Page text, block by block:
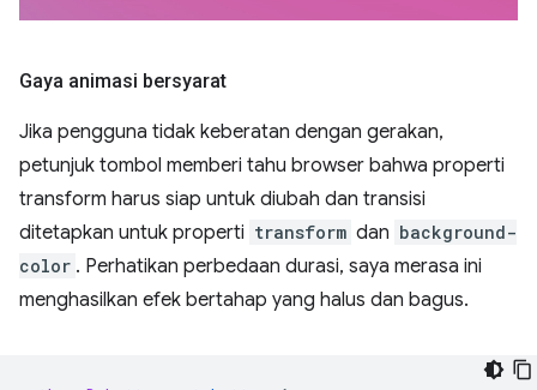
Gaya animasi bersyarat
Jika pengguna tidak keberatan dengan gerakan,
petunjuk tombol memberi tahu browser bahwa properti
transform harus siap untuk diubah dan transisi
ditetapkan untuk properti transform dan background-
color . Perhatikan perbedaan durasi, saya merasa ini
menghasilkan efek bertahap yang halus dan bagus.